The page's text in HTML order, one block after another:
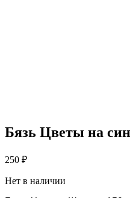
Бязь Цветы на
250 ₽
Нет в наличии